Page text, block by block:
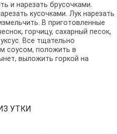
и нарезать брусочками.
кусочками. Лук нарезать
В приготовленные
горчицу, сахарный песок,
Все тщательно
соусом, положить в
выложить горкой на
УТКИ